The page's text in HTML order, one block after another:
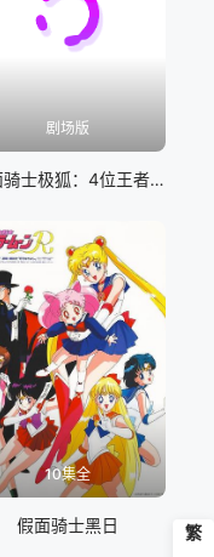
剧场版
假面骑士极狐：4位王者与黑狐
10集全
假面骑士黑日 繁